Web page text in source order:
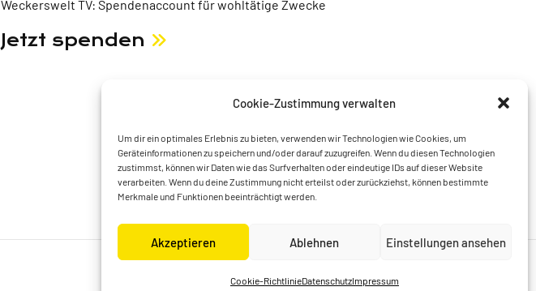
Cookie-Zustimmung verwalten
Um dir ein optimales Erlebnis zu bieten, verwenden wir Technologien wie Cookies, um
Geräteinformationen zu speichern und/oder darauf zuzugreifen. Wenn du diesen Technologien
zustimmst, können wir Daten wie das Surfverhalten oder eindeutige IDs auf dieser Website
verarbeiten. Wenn du deine Zustimmung nicht erteilst oder zurückziehst, können bestimmte
Merkmale und Funktionen beeinträchtigt werden.
Akzeptieren Ablehnen Einstellungen ansehen
Cookie-RichtlinieDatenschutzImpressum
Weckerswelt TV: Spendenaccount für wohltätige Zwecke
Jetzt spenden